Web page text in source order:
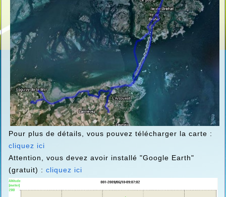
Pour plus de détails, vous pouvez télécharger la carte :
cliquez ici
Attention, vous devez avoir installé "Google Earth"
(gratuit) : cliquez ici